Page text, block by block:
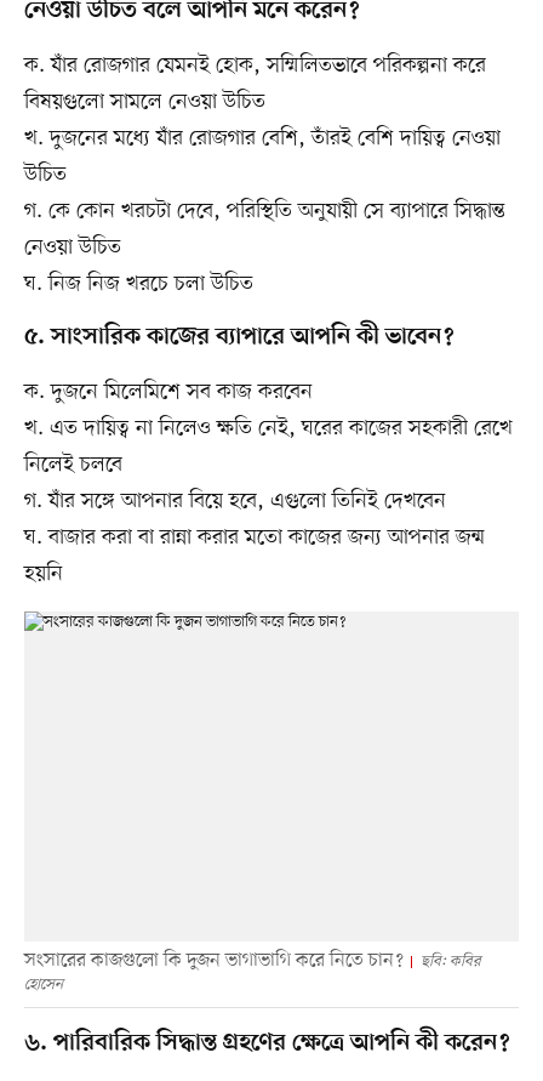
নেওয়া উচিত বলে আপনি মনে করেন?
ক. যাঁর রোজগার যেমনই হোক, সম্মিলিতভাবে পরিকল্পনা করে
বিষয়গুলো সামলে নেওয়া উচিত
খ. দুজনের মধ্যে যাঁর রোজগার বেশি, তাঁরই বেশি দায়িত্ব নেওয়া
উচিত
গ. কে কোন খরচটা দেবে, পরিস্থিতি অনুযায়ী সে ব্যাপারে সিদ্ধান্ত
নেওয়া উচিত
ঘ. নিজ নিজ খরচে চলা উচিত
৫. সাংসারিক কাজের ব্যাপারে আপনি কী ভাবেন?
ক. দুজনে মিলেমিশে সব কাজ করবেন
খ. এত দায়িত্ব না নিলেও ক্ষতি নেই, ঘরের কাজের সহকারী রেখে
নিলেই চলবে
গ. যাঁর সঙ্গে আপনার বিয়ে হবে, এগুলো তিনিই দেখবেন
ঘ. বাজার করা বা রান্না করার মতো কাজের জন্য আপনার জন্ম
হয়নি
সংসারের কাজগুলো কি দুজন ভাগাভাগি করে নিতে চান?
ছবি: কবির
হোসেন
৬. পারিবারিক সিদ্ধান্ত গ্রহণের ক্ষেত্রে আপনি কী করেন?